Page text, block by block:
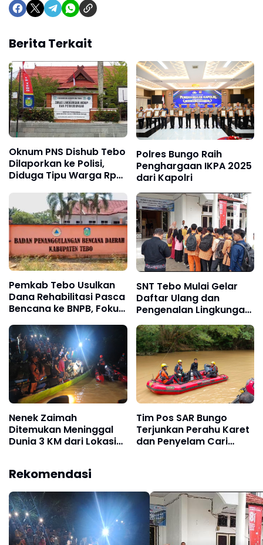
Berita Terkait
Oknum PNS Dishub Tebo
Dilaporkan ke Polisi,
Diduga Tipu Warga Rp
Masuk Kerja
Polres Bungo Raih
Penghargaan IKPA 2025
dari Kapolri
Pemkab Tebo Usulkan
Dana Rehabilitasi Pasca
Bencana ke BNPB, Fokus
Bendungan
SNT Tebo Mulai Gelar
Daftar Ulang dan
Pengenalan Lingkungan
Sekolah, Puluhan Calon
Siswa Hadir Bersama
Orang Tua
Nenek Zaimah
Ditemukan Meninggal
Dunia 3 KM dari Lokasi
Resmi Ditutup
Tim Pos SAR Bungo
Terjunkan Perahu Karet
dan Penyelam Cari
Rekomendasi